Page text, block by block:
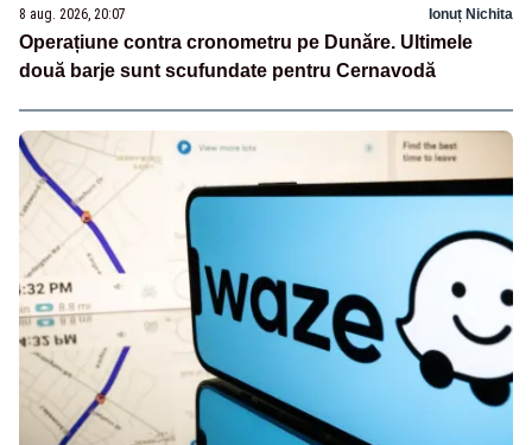
8 aug. 2026, 20:07 Ionuț Nichita
Operațiune contra cronometru pe Dunăre. Ultimele
două barje sunt scufundate pentru Cernavodă